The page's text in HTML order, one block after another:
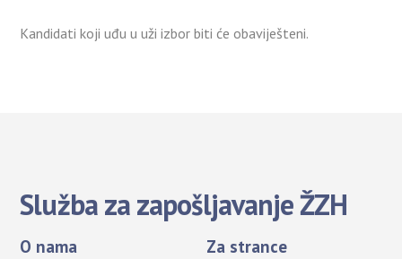
Kandidati koji uđu u uži izbor biti će obaviješteni.
Služba za zapošljavanje ŽZH
O nama Za strance